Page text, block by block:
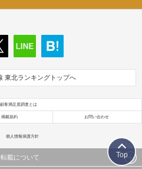
東北ランキングトップへ
客満足度調査とは
掲載規約 お問い合わせ
個人情報保護方針
載について Top